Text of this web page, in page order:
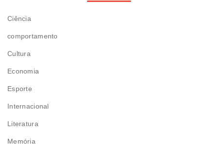
Ciência
comportamento
Cultura
Economia
Esporte
Internacional
Literatura
Memória